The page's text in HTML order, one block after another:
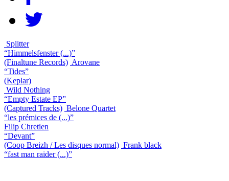
Splitter
“Himmelsfenster (...)”
(Finaltune Records) Arovane
“Tides”
(Keplar)
Wild Nothing
“Empty Estate EP”
(Captured Tracks) Belone Quartet
“les prémices de (...)”
Filip Chretien
“Devant”
(Coop Breizh / Les disques normal) Frank black
“fast man raider (...)”